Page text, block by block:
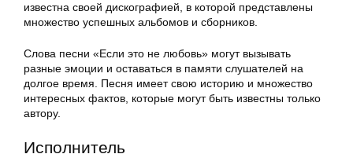
известна своей дискографией, в которой представлены
множество успешных альбомов и сборников.
Слова песни «Если это не любовь» могут вызывать
разные эмоции и оставаться в памяти слушателей на
долгое время. Песня имеет свою историю и множество
интересных фактов, которые могут быть известны только
автору.
Исполнитель